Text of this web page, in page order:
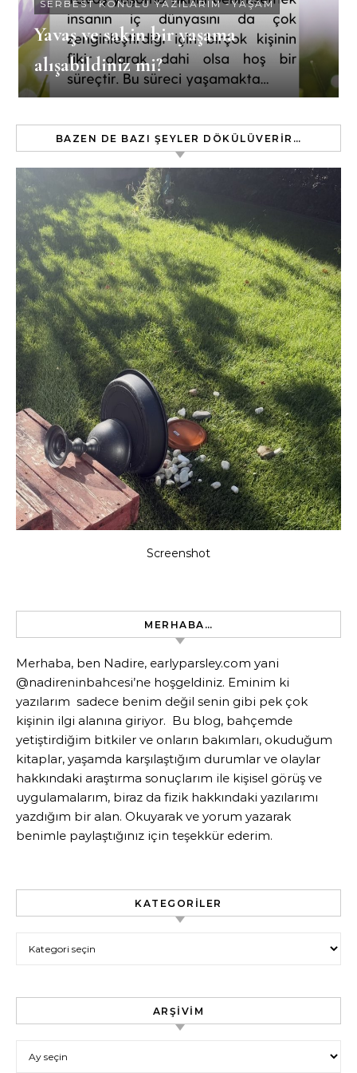
SERBEST KONULU YAZILARIM-YAŞAM
Yavaş ve sakin bir yaşama
alışabildiniz mi?
BAZEN DE BAZI ŞEYLER DÖKÜLÜVERIR…
Screenshot
MERHABA…
Merhaba, ben Nadire, earlyparsley.com yani
@nadireninbahcesi’ne hoşgeldiniz. Eminim ki
yazılarım sadece benim değil senin gibi pek çok
kişinin ilgi alanına giriyor. Bu blog, bahçemde
yetiştirdiğim bitkiler ve onların bakımları, okuduğum
kitaplar, yaşamda karşılaştığım durumlar ve olaylar
hakkındaki araştırma sonuçlarım ile kişisel görüş ve
uygulamalarım, biraz da fizik hakkındaki yazılarımı
yazdığım bir alan. Okuyarak ve yorum yazarak
benimle paylaştığınız için teşekkür ederim.
KATEGORILER
ARŞIVIM